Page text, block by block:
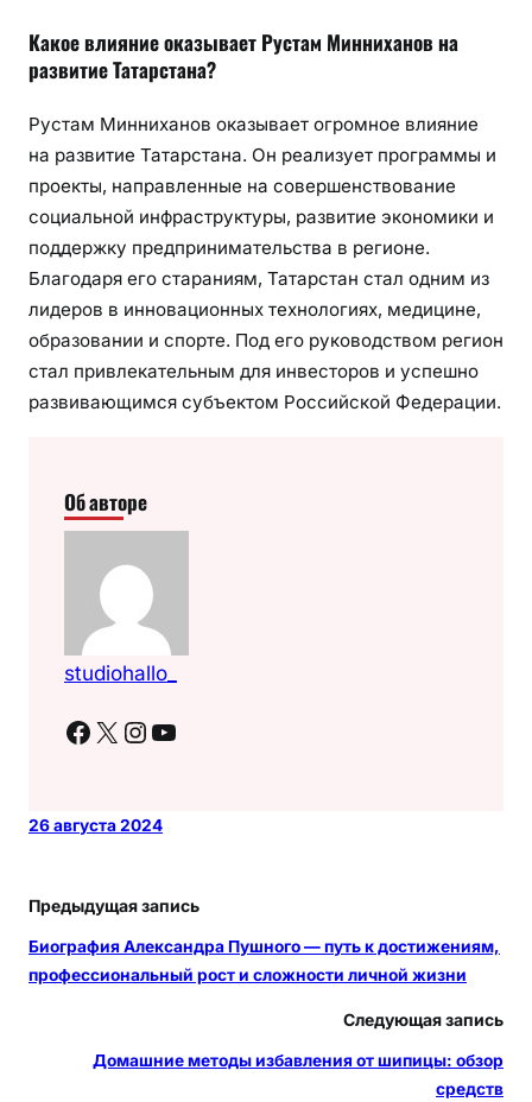
Какое влияние оказывает Рустам Минниханов на
развитие Татарстана?
Рустам Минниханов оказывает огромное влияние
на развитие Татарстана. Он реализует программы и
проекты, направленные на совершенствование
социальной инфраструктуры, развитие экономики и
поддержку предпринимательства в регионе.
Благодаря его стараниям, Татарстан стал одним из
лидеров в инновационных технологиях, медицине,
образовании и спорте. Под его руководством регион
стал привлекательным для инвесторов и успешно
развивающимся субъектом Российской Федерации.
Об авторе
studiohallo_
Facebook X Instagram YouTube
26 августа 2024
Предыдущая запись
Биография Александра Пушного — путь к достижениям,
профессиональный рост и сложности личной жизни
Следующая запись
Домашние методы избавления от шипицы: обзор
средств